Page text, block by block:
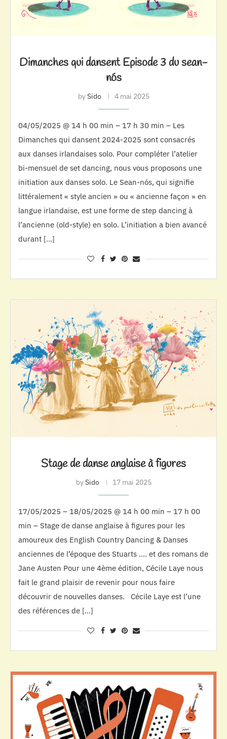
Dimanches qui dansent Episode 3 du sean-
nós
bySido 4 mai 2025
04/05/2025 @ 14 h 00 min – 17 h 30 min – Les
Dimanches qui dansent 2024-2025 sont consacrés
aux danses irlandaises solo. Pour compléter l’atelier
bi-mensuel de set dancing, nous vous proposons une
initiation aux danses solo. Le Sean-nós, qui signifie
littéralement « style ancien » ou « ancienne façon » en
langue irlandaise, est une forme de step dancing à
l’ancienne (old-style) en solo. L’initiation a bien avancé
durant […]
Stage de danse anglaise à figures
bySido 17 mai 2025
17/05/2025 – 18/05/2025 @ 14 h 00 min – 17 h 00
min – Stage de danse anglaise à figures pour les
amoureux des English Country Dancing & Danses
anciennes de l’époque des Stuarts …. et des romans de
Jane Austen Pour une 4ème édition, Cécile Laye nous
fait le grand plaisir de revenir pour nous faire
découvrir de nouvelles danses. Cécile Laye est l’une
des références de […]